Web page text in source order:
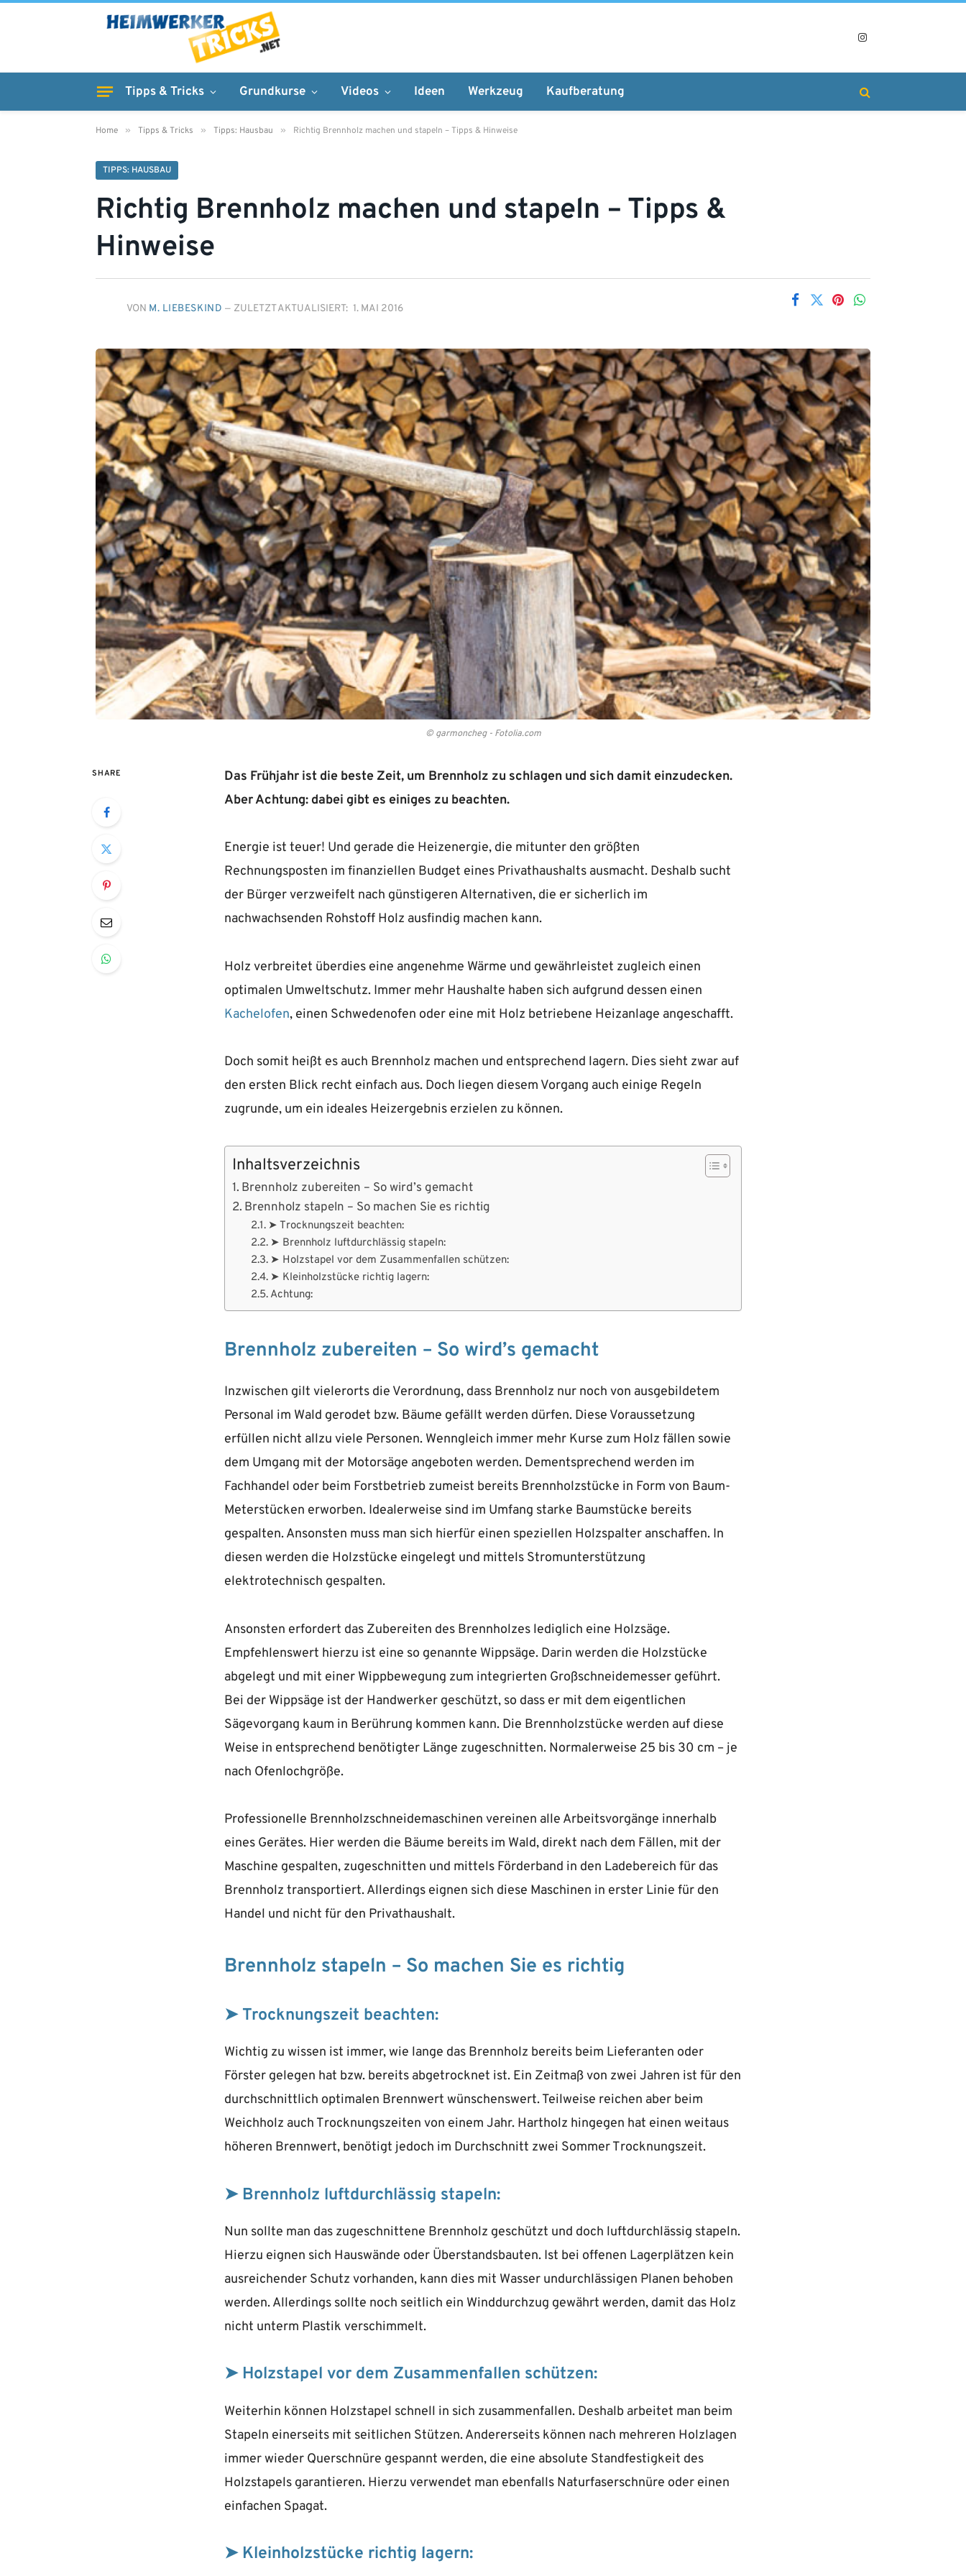
Instagram
Tipps & Tricks Grundkurse Videos Ideen Werkzeug Kaufberatung
Home » Tipps & Tricks » Tipps: Hausbau » Richtig Brennholz machen und stapeln – Tipps & Hinweise
TIPPS: HAUSBAU
Richtig Brennholz machen und stapeln – Tipps &
Hinweise
VON M. LIEBESKIND ZULETZT AKTUALISIERT: 1. MAI 2016
© garmoncheg - Fotolia.com
SHARE
Das Frühjahr ist die beste Zeit, um Brennholz zu schlagen und sich damit einzudecken.
Aber Achtung: dabei gibt es einiges zu beachten.
Energie ist teuer! Und gerade die Heizenergie, die mitunter den größten
Rechnungsposten im finanziellen Budget eines Privathaushalts ausmacht. Deshalb sucht
der Bürger verzweifelt nach günstigeren Alternativen, die er sicherlich im
nachwachsenden Rohstoff Holz ausfindig machen kann.
Holz verbreitet überdies eine angenehme Wärme und gewährleistet zugleich einen
optimalen Umweltschutz. Immer mehr Haushalte haben sich aufgrund dessen einen
Kachelofen, einen Schwedenofen oder eine mit Holz betriebene Heizanlage angeschafft.
Doch somit heißt es auch Brennholz machen und entsprechend lagern. Dies sieht zwar auf
den ersten Blick recht einfach aus. Doch liegen diesem Vorgang auch einige Regeln
zugrunde, um ein ideales Heizergebnis erzielen zu können.
Inhaltsverzeichnis
Brennholz zubereiten – So wird’s gemacht
Brennholz stapeln – So machen Sie es richtig
➤ Trocknungszeit beachten:
➤ Brennholz luftdurchlässig stapeln:
➤ Holzstapel vor dem Zusammenfallen schützen:
➤ Kleinholzstücke richtig lagern:
Achtung:
Brennholz zubereiten – So wird’s gemacht
Inzwischen gilt vielerorts die Verordnung, dass Brennholz nur noch von ausgebildetem
Personal im Wald gerodet bzw. Bäume gefällt werden dürfen. Diese Voraussetzung
erfüllen nicht allzu viele Personen. Wenngleich immer mehr Kurse zum Holz fällen sowie
dem Umgang mit der Motorsäge angeboten werden. Dementsprechend werden im
Fachhandel oder beim Forstbetrieb zumeist bereits Brennholzstücke in Form von Baum-
Meterstücken erworben. Idealerweise sind im Umfang starke Baumstücke bereits
gespalten. Ansonsten muss man sich hierfür einen speziellen Holzspalter anschaffen. In
diesen werden die Holzstücke eingelegt und mittels Stromunterstützung
elektrotechnisch gespalten.
Ansonsten erfordert das Zubereiten des Brennholzes lediglich eine Holzsäge.
Empfehlenswert hierzu ist eine so genannte Wippsäge. Darin werden die Holzstücke
abgelegt und mit einer Wippbewegung zum integrierten Großschneidemesser geführt.
Bei der Wippsäge ist der Handwerker geschützt, so dass er mit dem eigentlichen
Sägevorgang kaum in Berührung kommen kann. Die Brennholzstücke werden auf diese
Weise in entsprechend benötigter Länge zugeschnitten. Normalerweise 25 bis 30 cm – je
nach Ofenlochgröße.
Professionelle Brennholzschneidemaschinen vereinen alle Arbeitsvorgänge innerhalb
eines Gerätes. Hier werden die Bäume bereits im Wald, direkt nach dem Fällen, mit der
Maschine gespalten, zugeschnitten und mittels Förderband in den Ladebereich für das
Brennholz transportiert. Allerdings eignen sich diese Maschinen in erster Linie für den
Handel und nicht für den Privathaushalt.
Brennholz stapeln – So machen Sie es richtig
➤ Trocknungszeit beachten:
Wichtig zu wissen ist immer, wie lange das Brennholz bereits beim Lieferanten oder
Förster gelegen hat bzw. bereits abgetrocknet ist. Ein Zeitmaß von zwei Jahren ist für den
durchschnittlich optimalen Brennwert wünschenswert. Teilweise reichen aber beim
Weichholz auch Trocknungszeiten von einem Jahr. Hartholz hingegen hat einen weitaus
höheren Brennwert, benötigt jedoch im Durchschnitt zwei Sommer Trocknungszeit.
➤ Brennholz luftdurchlässig stapeln:
Nun sollte man das zugeschnittene Brennholz geschützt und doch luftdurchlässig stapeln.
Hierzu eignen sich Hauswände oder Überstandsbauten. Ist bei offenen Lagerplätzen kein
ausreichender Schutz vorhanden, kann dies mit Wasser undurchlässigen Planen behoben
werden. Allerdings sollte noch seitlich ein Winddurchzug gewährt werden, damit das Holz
nicht unterm Plastik verschimmelt.
➤ Holzstapel vor dem Zusammenfallen schützen:
Weiterhin können Holzstapel schnell in sich zusammenfallen. Deshalb arbeitet man beim
Stapeln einerseits mit seitlichen Stützen. Andererseits können nach mehreren Holzlagen
immer wieder Querschnüre gespannt werden, die eine absolute Standfestigkeit des
Holzstapels garantieren. Hierzu verwendet man ebenfalls Naturfaserschnüre oder einen
einfachen Spagat.
➤ Kleinholzstücke richtig lagern: